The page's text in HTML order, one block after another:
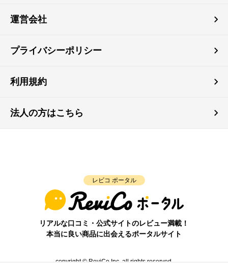
運営会社
プライバシーポリシー
利用規約
法人の方はこちら
レビコ ポータル
リアルな口コミ・公式サイトのレビュー満載！
本当に良い商品に出会えるポータルサイト
copyright © ReviCo Inc. all rights reserved.